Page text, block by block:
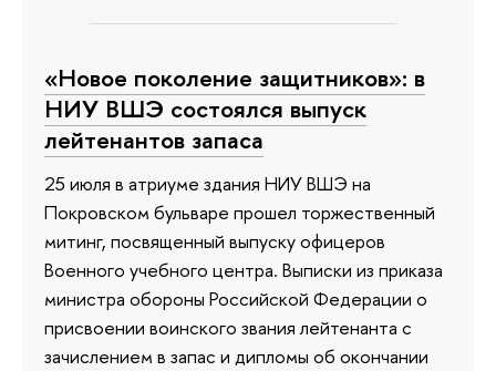
«Новое поколение защитников»: в
НИУ ВШЭ состоялся выпуск
лейтенантов запаса
25 июля в атриуме здания НИУ ВШЭ на
Покровском бульваре прошел торжественный
митинг, посвященный выпуску офицеров
Военного учебного центра. Выписки из приказа
министра обороны Российской Федерации о
присвоении воинского звания лейтенанта с
зачислением в запас и дипломы об окончании